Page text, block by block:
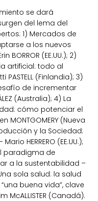
se dará
del lema del
1) Mercados de
a los nuevos
(EE.UU.); 2)
artificial: todo al
(Finlandia); 3)
de incrementar
(Australia); 4) La
cómo potenciar el
(Nueva
y la Sociedad:
HERRERO (EE.UU.);
paradigma de
a la sustentabilidad –
sola salud: la salud
buena vida”, clave
(Canadá).